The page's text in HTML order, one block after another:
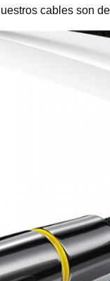
cables son